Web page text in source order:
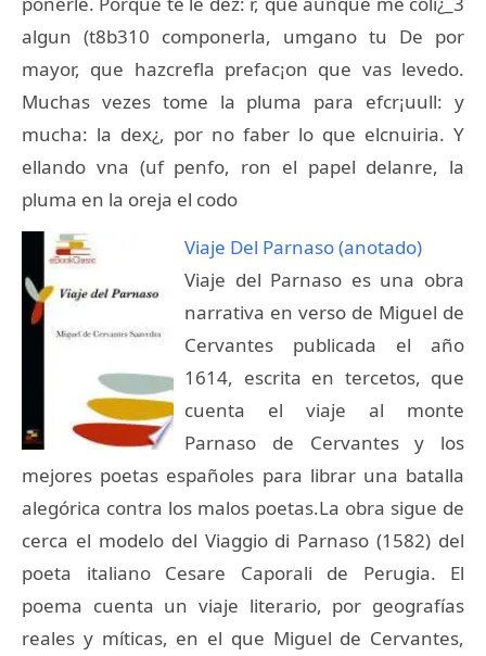
algun (t8b310 componerla, umgano tu De por
mayor, que hazcrefla prefac¡on que vas levedo.
Muchas vezes tome la pluma para efcr¡uull: y
mucha: la dex¿, por no faber lo que elcnuiria. Y
ellando vna (uf penfo, ron el papel delanre, la
pluma en la oreja el codo
Viaje Del Parnaso (anotado)
Viaje del Parnaso es una obra
narrativa en verso de Miguel de
Cervantes publicada el año
1614, escrita en tercetos, que
cuenta el viaje al monte
Parnaso de Cervantes y los
mejores poetas españoles para librar una batalla
alegórica contra los malos poetas.La obra sigue de
cerca el modelo del Viaggio di Parnaso (1582) del
poeta italiano Cesare Caporali de Perugia. El
poema cuenta un viaje literario, por geografías
reales y míticas, en el que Miguel de Cervantes,